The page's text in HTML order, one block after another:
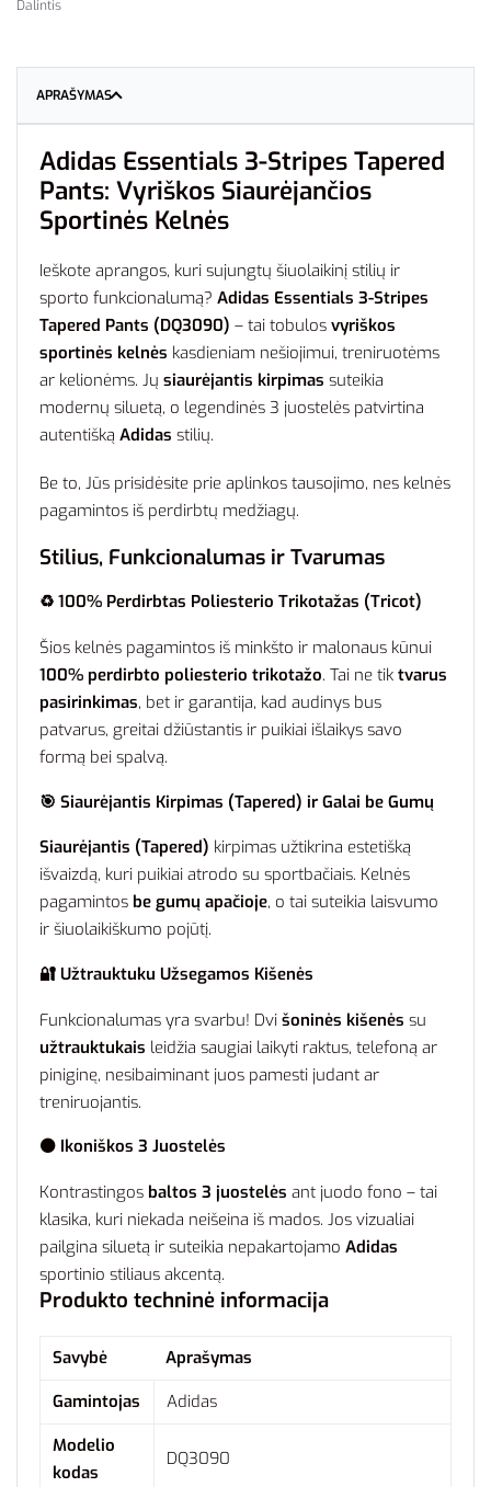
Dalintis
APRAŠYMAS
Adidas Essentials 3-Stripes Tapered
Pants: Vyriškos Siaurėjančios
Sportinės Kelnės
Ieškote aprangos, kuri sujungtų šiuolaikinį stilių ir
sporto funkcionalumą? Adidas Essentials 3-Stripes
Tapered Pants (DQ3090) – tai tobulos vyriškos
sportinės kelnės kasdieniam nešiojimui, treniruotėms
ar kelionėms. Jų siaurėjantis kirpimas suteikia
modernų siluetą, o legendinės 3 juostelės patvirtina
autentišką Adidas stilių.
Be to, Jūs prisidėsite prie aplinkos tausojimo, nes kelnės
pagamintos iš perdirbtų medžiagų.
Stilius, Funkcionalumas ir Tvarumas
♻️ 100% Perdirbtas Poliesterio Trikotažas (Tricot)
Šios kelnės pagamintos iš minkšto ir malonaus kūnui
100% perdirbto poliesterio trikotažo. Tai ne tik tvarus
pasirinkimas, bet ir garantija, kad audinys bus
patvarus, greitai džiūstantis ir puikiai išlaikys savo
formą bei spalvą.
🎯 Siaurėjantis Kirpimas (Tapered) ir Galai be Gumų
Siaurėjantis (Tapered) kirpimas užtikrina estetišką
išvaizdą, kuri puikiai atrodo su sportbačiais. Kelnės
pagamintos be gumų apačioje, o tai suteikia laisvumo
ir šiuolaikiškumo pojūtį.
🔐 Užtrauktuku Užsegamos Kišenės
Funkcionalumas yra svarbu! Dvi šoninės kišenės su
užtrauktukais leidžia saugiai laikyti raktus, telefoną ar
piniginę, nesibaiminant juos pamesti judant ar
treniruojantis.
⚫ Ikoniškos 3 Juostelės
Kontrastingos baltos 3 juostelės ant juodo fono – tai
klasika, kuri niekada neišeina iš mados. Jos vizualiai
pailgina siluetą ir suteikia nepakartojamo Adidas
sportinio stiliaus akcentą.
Produkto techninė informacija
Savybė
Aprašymas
Gamintojas
Adidas
Modelio
kodas
DQ3090